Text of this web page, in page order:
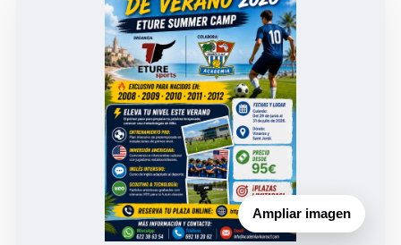
Ampliar imagen